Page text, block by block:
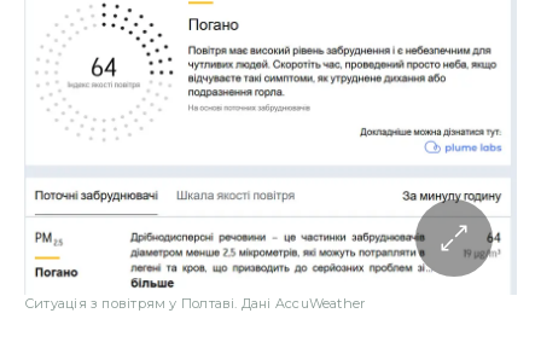
Ситуація з повітрям у Полтаві. Дані AccuWeather